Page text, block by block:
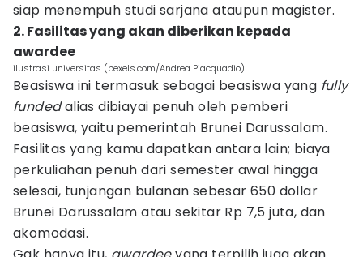
siap menempuh studi sarjana ataupun magister.
2. Fasilitas yang akan diberikan kepada
awardee
ilustrasi universitas (pexels.com/Andrea Piacquadio)
Beasiswa ini termasuk sebagai beasiswa yang fully
fundedalias dibiayai penuh oleh pemberi
beasiswa, yaitu pemerintah Brunei Darussalam.
Fasilitas yang kamu dapatkan antara lain; biaya
perkuliahan penuh dari semester awal hingga
selesai, tunjangan bulanan sebesar 650 dollar
Brunei Darussalam atau sekitar Rp 7,5 juta, dan
akomodasi.